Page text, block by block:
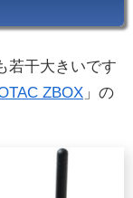
若干大きいです
ZBOX 」の